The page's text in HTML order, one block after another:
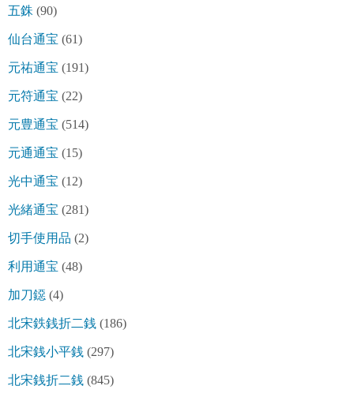
五銖 (90)
仙台通宝 (61)
元祐通宝 (191)
元符通宝 (22)
元豊通宝 (514)
元通通宝 (15)
光中通宝 (12)
光緒通宝 (281)
切手使用品 (2)
利用通宝 (48)
加刀鐚 (4)
北宋鉄銭折二銭 (186)
北宋銭小平銭 (297)
北宋銭折二銭 (845)